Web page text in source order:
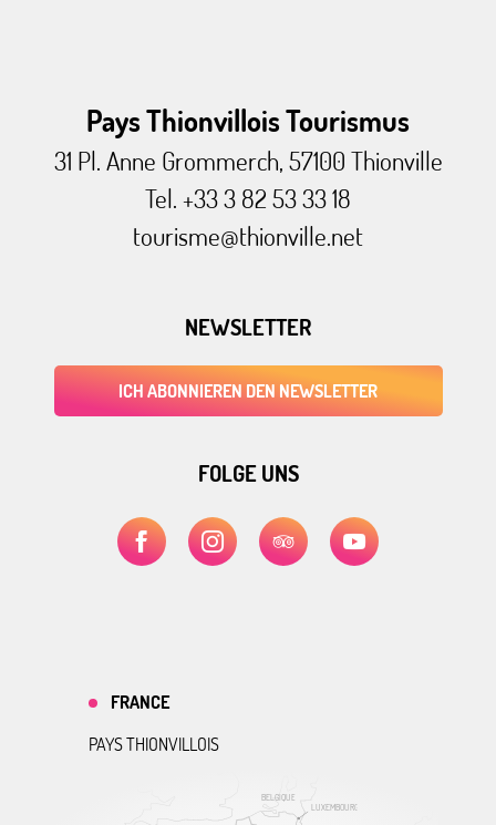
Pays Thionvillois Tourismus
31 Pl. Anne Grommerch, 57100 Thionville
Tel. +33 3 82 53 33 18
tourisme@thionville.net
NEWSLETTER
ICH ABONNIEREN DEN NEWSLETTER
FOLGE UNS
BELGIQUE
LUXEMBOURG
FRANCE
PAYS THIONVILLOIS